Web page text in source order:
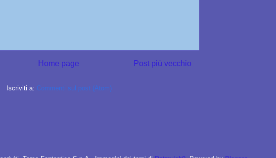
Post più vecchio
Home page
Iscriviti a: Commenti sul post (Atom)